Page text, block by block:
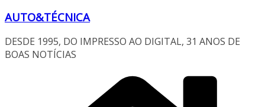
AUTO&TÉCNICA
DESDE 1995, DO IMPRESSO AO DIGITAL, 31 ANOS DE
BOAS NOTÍCIAS